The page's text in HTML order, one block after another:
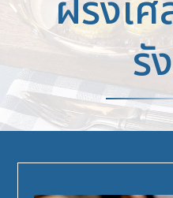
ฝรั่งเศ
รั